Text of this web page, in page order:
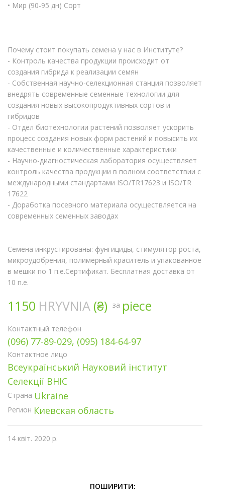
• Мир (90-95 дн) Сорт
Почему стоит покупать семена у нас в Институте?
- Контроль качества продукции происходит от
создания гибрида к реализации семян
- Собственная научно-селекционная станция позволяет
внедрять современные семенные технологии для
создания новых высокопродуктивных сортов и
гибридов
- Отдел биотехнологии растений позволяет ускорить
процесс создания новых форм растений и повысить их
качественные и количественные характеристики
- Научно-диагностическая лаборатория осуществляет
контроль качества продукции в полном соответствии с
международными стандартами ISO/TR17623 и ISO/TR
17622
- Доработка посевного материала осуществляется на
современных семенных заводах
Семена инкрустированы: фунгициды, стимулятор роста,
микроудобрения, полимерный краситель и упакованное
в мешки по 1 п.е.Сертификат. Бесплатная доставка от
10 п.е.
1150 HRYVNIA (₴) за piece
Контактный телефон
(096) 77-89-029, (095) 184-64-97
Контактное лицо
Всеукраїнський Науковий інститут
Селекції ВНІС
Страна Ukraine
Регион Киевская область
14 квіт. 2020 р.
ПОШИРИТИ: